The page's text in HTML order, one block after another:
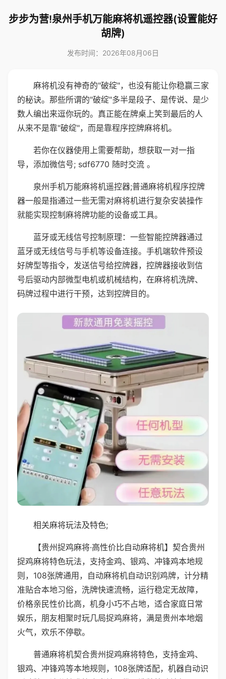
步步为营!泉州手机万能麻将机遥控器(设置能好
胡牌)
发布时间：2026年08月06日
麻将机没有神奇的"破绽"，也没有能让你稳赢三家
的秘诀。那些所谓的"破绽"多半是段子、是传说、是少
数人编出来逗你玩的。真正能在牌桌上笑到最后的人
从来不是靠"破绽"，而是靠程序控牌麻将机。
若你在仪器使用上需要帮助，想获取一对一指
导，添加微信号; sdf6770 随时交流 。
泉州手机万能麻将机遥控器;普通麻将机程序控牌
器一般是指通过一些无需对麻将机进行复杂安装操作
就能实现控制麻将牌功能的设备或工具。
蓝牙或无线信号控制原理：一些智能控牌器通过
蓝牙或无线信号与手机等设备连接。手机端软件预设
好牌型等指令，发送信号给控牌器，控牌器接收到信
号后驱动内部微型电机或机械结构，在麻将机洗牌、
码牌过程中进行干预，达到控牌目的。
相关麻将玩法及特色;
【贵州捉鸡麻将·高性价比自动麻将机】契合贵州
捉鸡麻将特色玩法，支持金鸡、银鸡、冲锋鸡本地规
则，108张牌通用，自动麻将机自动识别鸡牌，计分精
准贴合本地习俗，洗牌快速流畅，运行稳定无故障，
价格亲民性价比高，机身小巧不占地，适合家庭日常
娱乐，朋友相聚时玩几局捉鸡麻将，满是贵州本地烟
火气，欢乐不停歇。
普通麻将机契合贵州捉鸡麻将特色，支持金鸡、
银鸡、冲锋鸡等本地规则，108张牌适配，机器自动识